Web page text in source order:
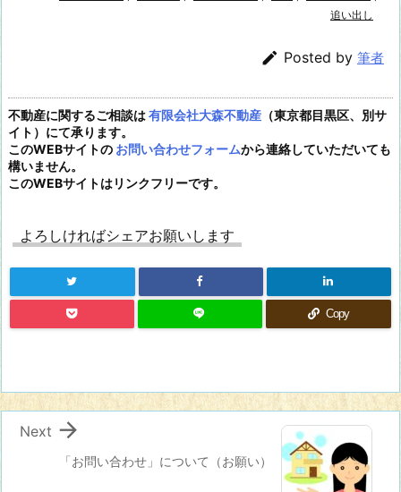
追い出し
 Posted by 筆者
不動産に関するご相談は有限会社大森不動産 （東京都目黒区、別サ
イト）にて承ります。
このWEBサイトの お問い合わせフォームから連絡していただいても
構いません。
このWEBサイトはリンクフリーです。
よろしければシェアお願いします
Copy
「お問い合わせ」について（お願い）

Next